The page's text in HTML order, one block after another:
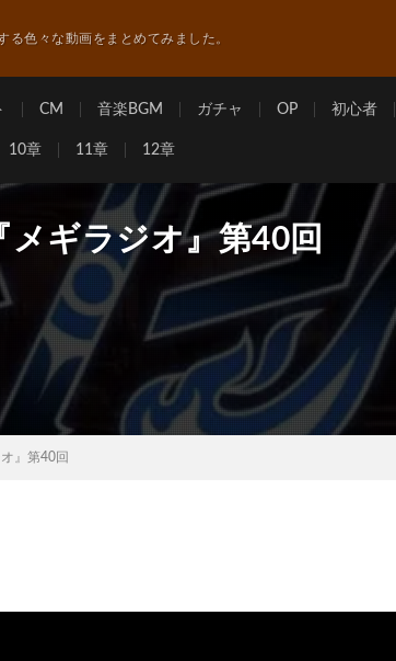
る色々な動画をまとめてみました。
CM 音楽BGM ガチャ OP 初心者
10章 11章 12章
ギラジオ』第40回
』第40回